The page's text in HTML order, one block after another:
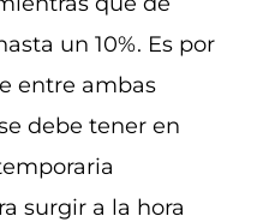
un 10%. Es por
entre ambas
debe tener en
surgir a la hora